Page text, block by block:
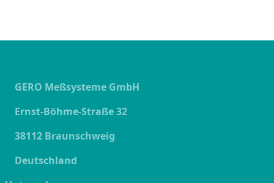
GERO Meßsysteme GmbH
Ernst-Böhme-Straße 32
38112 Braunschweig
Deutschland